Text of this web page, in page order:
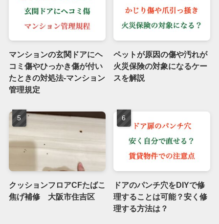
マンションの玄関ドアにヘ
コミ傷やひっかき傷が付い
たときの対処法-マンション
管理規定
ペットが原因の傷や汚れが
火災保険の対象になるケー
スを解説
クッションフロアCFたばこ
焦げ補修 大阪市住吉区
ドアのパンチ穴をDIYで修
理することは可能？安く修
理する方法は？